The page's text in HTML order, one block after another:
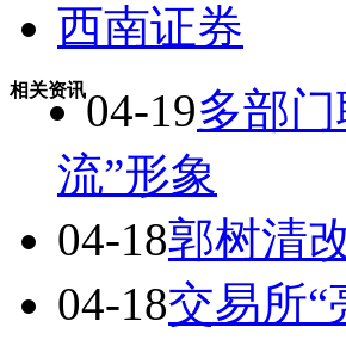
西南证券
相关资讯04-19多部
流”形象
04-18郭树清
04-18交易所“